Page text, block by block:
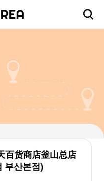
百货商店釜山总店
부산본점)